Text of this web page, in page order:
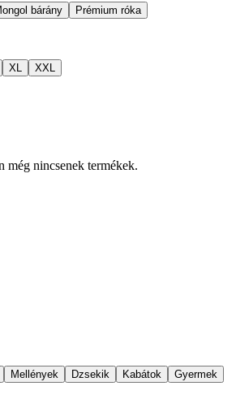
bárány Prémium róka
XL XXL
még nincsenek termékek.
Mellények Dzsekik Kabátok
Gyermek